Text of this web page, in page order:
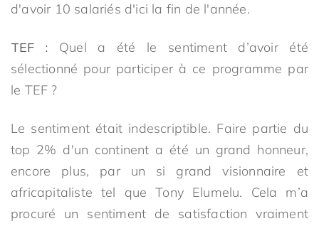
d'avoir 10 salariés d'ici la fin de l'année.
TEF : Quel a été le sentiment d’avoir été
sélectionné pour participer à ce programme par
le TEF ?
Le sentiment était indescriptible. Faire partie du
top 2% d'un continent a été un grand honneur,
encore plus, par un si grand visionnaire et
africapitaliste tel que Tony Elumelu. Cela m’a
procuré un sentiment de satisfaction vraiment